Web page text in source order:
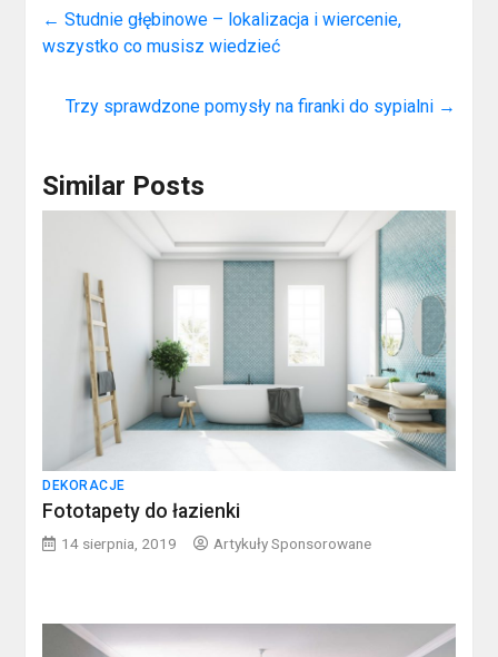
← Studnie głębinowe – lokalizacja i wiercenie,
wszystko co musisz wiedzieć
Trzy sprawdzone pomysły na firanki do sypialni →
Similar Posts
DEKORACJE
Fototapety do łazienki
14 sierpnia, 2019 Artykuły Sponsorowane